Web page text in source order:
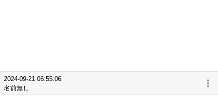
2024-09-21 06:55:06
名前無し